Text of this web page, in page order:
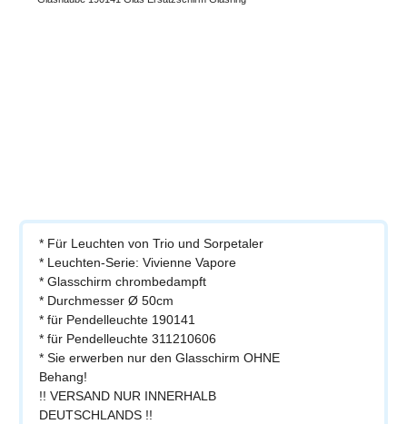
* Für Leuchten von Trio und Sorpetaler
* Leuchten-Serie: Vivienne Vapore
* Glasschirm chrombedampft
* Durchmesser Ø 50cm
* für Pendelleuchte 190141
* für Pendelleuchte 311210606
* Sie erwerben nur den Glasschirm OHNE
Behang!
!! VERSAND NUR INNERHALB
DEUTSCHLANDS !!